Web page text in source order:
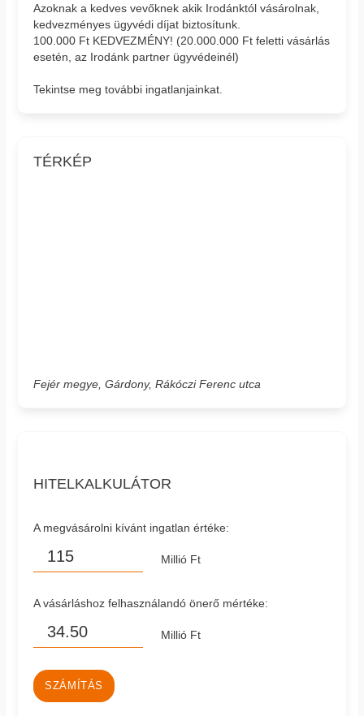
Azoknak a kedves vevőknek akik Irodánktól vásárolnak,
kedvezményes ügyvédi díjat biztosítunk.
100.000 Ft KEDVEZMÉNY! (20.000.000 Ft feletti vásárlás
esetén, az Irodánk partner ügyvédeinél)
Tekintse meg további ingatlanjainkat.
TÉRKÉP
Fejér megye, Gárdony, Rákóczi Ferenc utca
HITELKALKULÁTOR
A megvásárolni kívánt ingatlan értéke:
Millió Ft
A vásárláshoz felhasználandó önerő mértéke:
Millió Ft
SZÁMÍTÁS